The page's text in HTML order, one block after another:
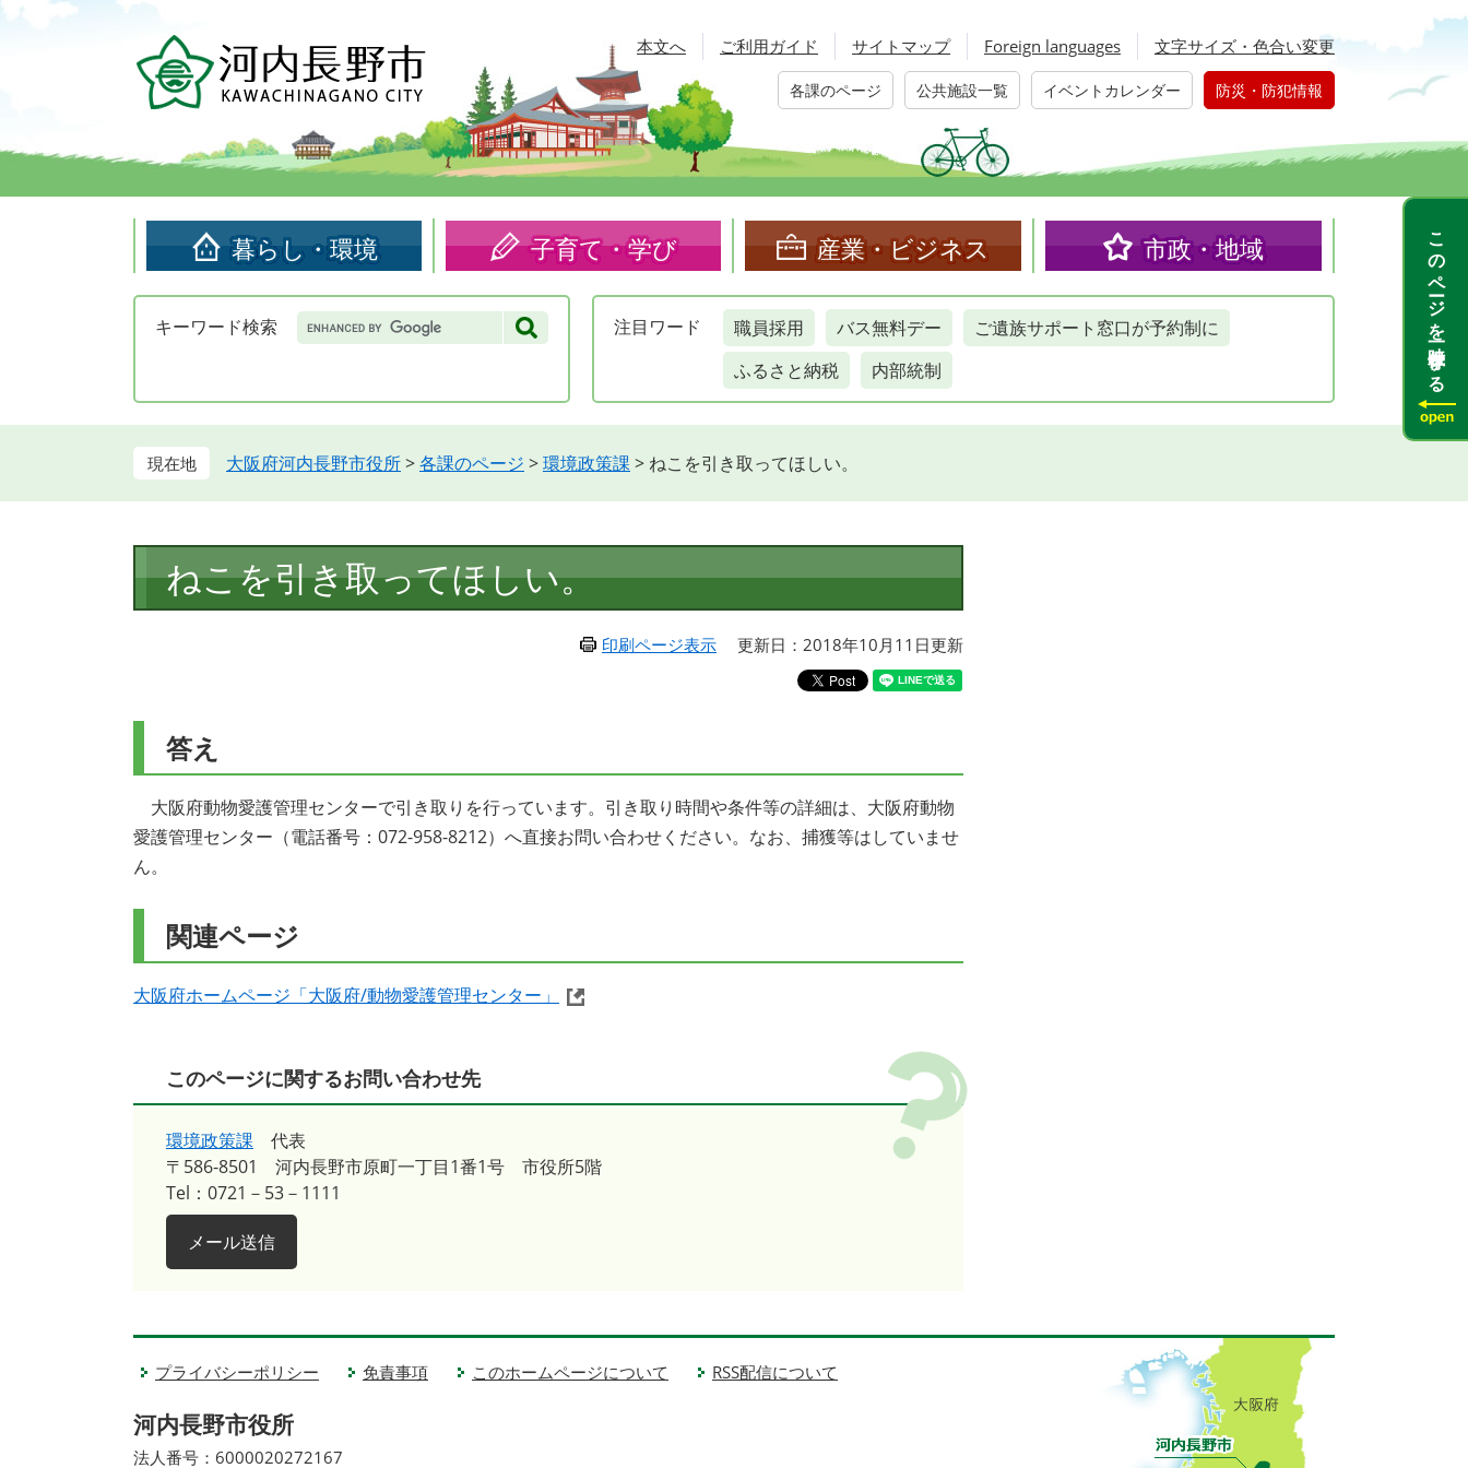
頭
す。
飛
し
本文へ ご利用ガイド サイトマップ Foreign languages 文字サイズ・色合い変更
各課のページ 公共施設一覧 イベントカレンダー 防災・防犯情報
暮らし・環境 子育て・学び 産業・ビジネス 市政・地域
キーワード検索 Google
カ
検
注目 ワード 職員採用 バス無料デー
ご遺族サポート窓口が予約制に
ふるさと納税
内部統制
大阪府河内長野市役所>各課のページ >環境政策課 > ねこを引き取ってほしい。
文
ねこを引き取ってほしい。
印刷ページ表示 更新日：2018年10月11日更新
答え
大阪府動物愛護管理センターで引き取りを行っています。引き取り時間や条件等の詳細は、大阪府動物
愛護管理センター（電話番号：072-958-8212）へ直接お問い合わせください。なお、捕獲等はしていませ
ん。
関連ページ
大阪府ホームページ「大阪府/動物愛護管理センター」
このページに関するお問い合わせ先
環境政策課
代表
〒586-8501
河内長野市原町一丁目1番1号 市役所5階
Tel：0721－53－1111
メール送信
プライバシーポリシー 免責事項 このホームページについて RSS配信について
河内長野市役所
法人番号：6000020272167
このページを一時保存する